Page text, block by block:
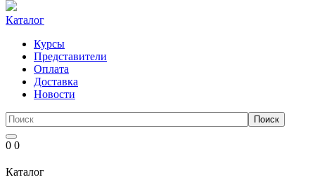
Каталог
Курсы
Представители
Оплата
Доставка
Новости
0 0
Каталог